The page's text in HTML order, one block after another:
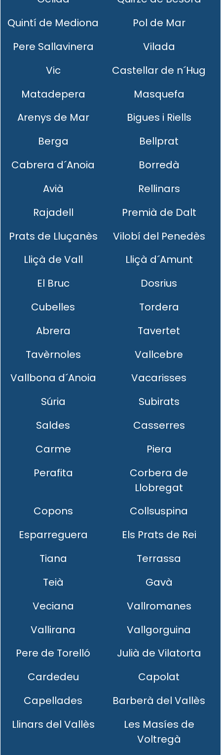
Quintí de Mediona
Pol de Mar
Pere Sallavinera
Vilada
Vic
Castellar de n´Hug
Matadepera
Masquefa
Arenys de Mar
Bigues i Riells
Berga
Bellprat
Cabrera d´Anoia
Borredà
Avià
Rellinars
Rajadell
Premià de Dalt
Prats de Lluçanès
Vilobí del Penedès
Lliçà de Vall
Lliçà d´Amunt
El Bruc
Dosrius
Cubelles
Tordera
Abrera
Tavertet
Tavèrnoles
Vallcebre
Vallbona d´Anoia
Vacarisses
Súria
Subirats
Saldes
Casserres
Carme
Piera
Perafita
Corbera de
Llobregat
Copons
Collsuspina
Esparreguera
Els Prats de Rei
Tiana
Terrassa
Teià
Gavà
Veciana
Vallromanes
Vallirana
Vallgorguina
Pere de Torelló
Julià de Vilatorta
Cardedeu
Capolat
Capellades
Barberà del Vallès
Llinars del Vallès
Les Masíes de
Voltregà